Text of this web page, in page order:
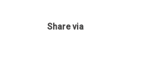
Share via